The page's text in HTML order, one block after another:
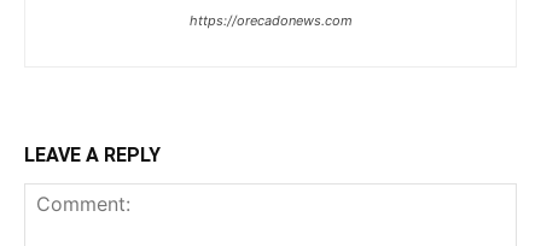
https://orecadonews.com
LEAVE A REPLY